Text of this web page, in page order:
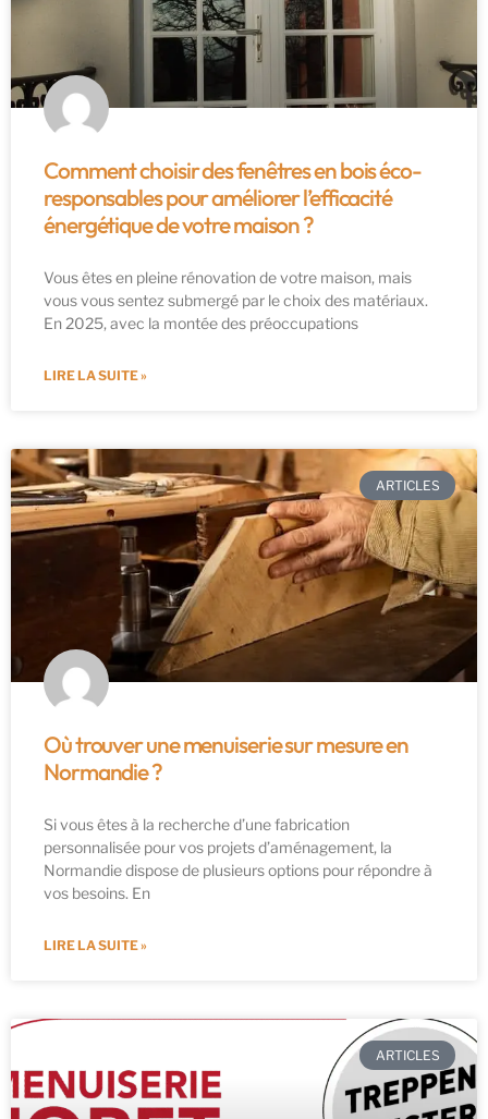
Comment choisir des fenêtres en bois éco-
responsables pour améliorer l’efficacité
énergétique de votre maison ?
Vous êtes en pleine rénovation de votre maison, mais
vous vous sentez submergé par le choix des matériaux.
En 2025, avec la montée des préoccupations
LIRE LA SUITE »
ARTICLES
Où trouver une menuiserie sur mesure en
Normandie ?
Si vous êtes à la recherche d’une fabrication
personnalisée pour vos projets d’aménagement, la
Normandie dispose de plusieurs options pour répondre à
vos besoins. En
LIRE LA SUITE »
ARTICLES